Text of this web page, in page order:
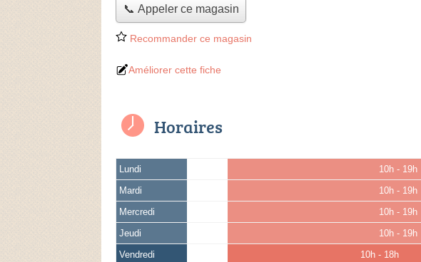
📞 Appeler ce magasin
Recommander ce magasin
Améliorer cette fiche
Horaires
Lundi 10h - 19h
Mardi 10h - 19h
Mercredi 10h - 19h
Jeudi 10h - 19h
Vendredi 10h - 18h